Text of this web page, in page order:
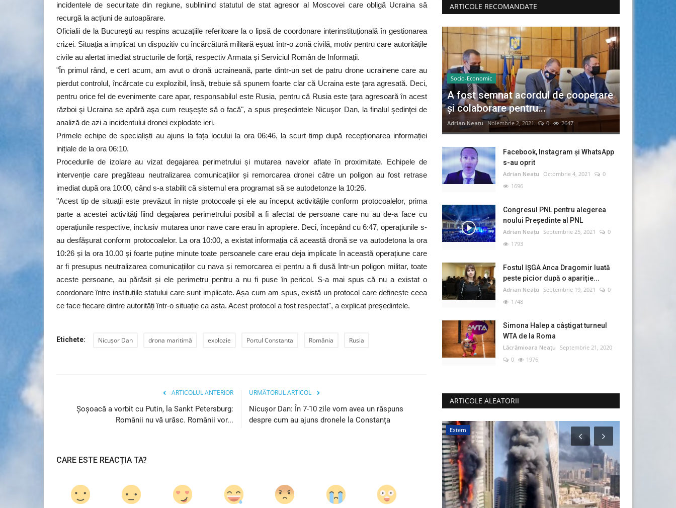
incidentele de securitate din regiune, subliniind statutul de stat agresor al Moscovei care obligă Ucraina să
recurgă la acțiuni de autoapărare.
Oficialii de la București au respins acuzațiile referitoare la o lipsă de coordonare interinstituțională în gestionarea
crizei. Situația a implicat un dispozitiv cu încărcătură militară eșuat într-o zonă civilă, motiv pentru care autoritățile
civile au alertat imediat structurile de forță, respectiv Armata și Serviciul Român de Informații.
"În primul rând, e cert acum, am avut o dronă ucraineană, parte dintr-un set de patru drone ucrainene care au
pierdut controlul, încărcate cu explozibil, însă, trebuie să spunem foarte clar că Ucraina este ţara agresată. Deci,
pentru orice fel de evenimente care apar, responsabilul este Rusia, pentru că Rusia este ţara agresoară în acest
război şi Ucraina se apără aşa cum reuşeşte să o facă", a spus preşedintele Nicuşor Dan, la finalul şedinţei de
analiză de azi a incidentului dronei explodate ieri.
Primele echipe de specialiști au ajuns la fața locului la ora 06:46, la scurt timp după recepționarea informației
inițiale de la ora 06:10.
Procedurile de izolare au vizat degajarea perimetrului și mutarea navelor aflate în proximitate. Echipele de
intervenție care pregăteau neutralizarea comunicațiilor și remorcarea dronei către un poligon au fost retrase
imediat după ora 10:00, când s-a stabilit că sistemul era programat să se autodetonze la 10:26.
"Acest tip de situații este prevăzut în niște protocoale și ele au început activitățile conform protocoalelor, prima
parte a acestei activități fiind degajarea perimetrului posibil a fi afectat de persoane care nu au de-a face cu
operațiunile respective, inclusiv mutarea unor nave care erau în apropiere. Deci, începând cu 6:47, operațiunile s-
au desfășurat conform protocoalelor. La ora 10:00, a existat informația că această dronă se va autodetona la ora
10:26 și la ora 10.00 și foarte puține minute toate persoanele care erau deja implicate în această operațiune care
ar fi presupus neutralizarea comunicațiilor cu nava și remorcarea ei pentru a fi dusă într-un poligon militar, toate
aceste persoane, au părăsit și ele perimetru pentru a nu fi puse în pericol. S-a mai spus că nu a existat o
coordonare între instituțiile statului care sunt implicate. Așa cum am spus, există un protocol care definește ceea
ce face fiecare dintre autorități într-o situație ca asta. Acest protocol a fost respectat", a explicat președintele.
Etichete: Nicușor Dan drona maritimă explozie Portul Constanta România Rusia
ARTICOLUL ANTERIOR
Şoșoacă a vorbit cu Putin, la Sankt Petersburg:
Românii nu vă urăsc. Românii vor...
URMĂTORUL ARTICOL
Nicușor Dan: În 7-10 zile vom avea un răspuns
despre cum au ajuns dronele la Constanța
CARE ESTE REACȚIA TA?
ARTICOLE RECOMANDATE
Socio-Economic
A fost semnat acordul de cooperare
și colaborare pentru...
Adrian Neațu Noiembrie 2, 2021 0 2647
Facebook, Instagram și WhatsApp
s-au oprit
Adrian Neațu Octombrie 4, 2021
0
1696
Congresul PNL pentru alegerea
noului Preşedinte al PNL
Adrian Neațu Septembrie 25, 2021
0
1793
Fostul IȘGA Anca Dragomir luată
peste picior după o apariție...
Adrian Neațu Septembrie 19, 2021
0
1748
Simona Halep a câştigat turneul
WTA de la Roma
Lăcrămioara Neațu Septembrie 21, 2020
0
1976
ARTICOLE ALEATORII
Extern